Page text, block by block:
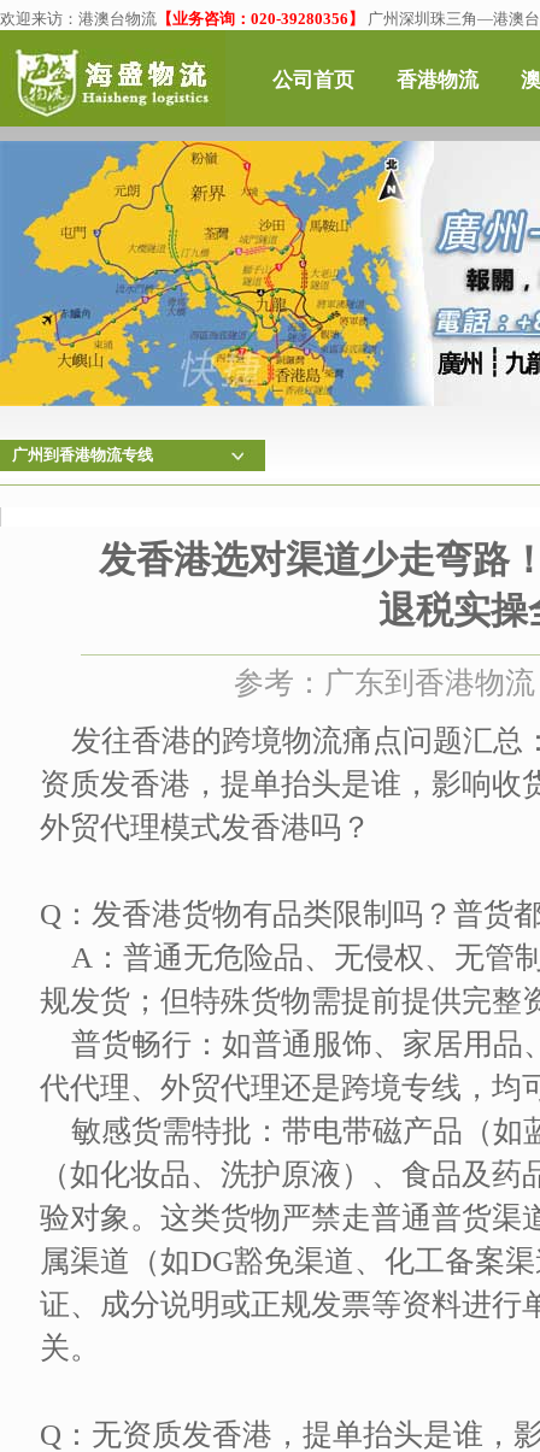
欢迎来访： 港澳台物流 【业务咨询：020-39280356】 广州深圳珠三角—港澳
公司首页 香港物流
广州到香港物流专线
发香港选对渠道少走弯路
退税实操
参考：广东到香港物
发往香港的跨境物流痛点问题汇总
资质发香港，提单抬头是谁，影响收
外贸代理模式发香港吗？
Q：发香港货物有品类限制吗？普货
A：普通无危险品、无侵权、无管
规发货；但特殊货物需提前提供完整
普货畅行：如普通服饰、家居用品
代代理、外贸代理还是跨境专线，均
敏感货需特批：带电带磁产品（如
（如化妆品、洗护原液）、食品及
验对象。这类货物严禁走普通普货渠
属渠道（如DG豁免渠道、化工备案
证、成分说明或正规发票等资料进行
关。
Q：无资质发香港，提单抬头是谁，